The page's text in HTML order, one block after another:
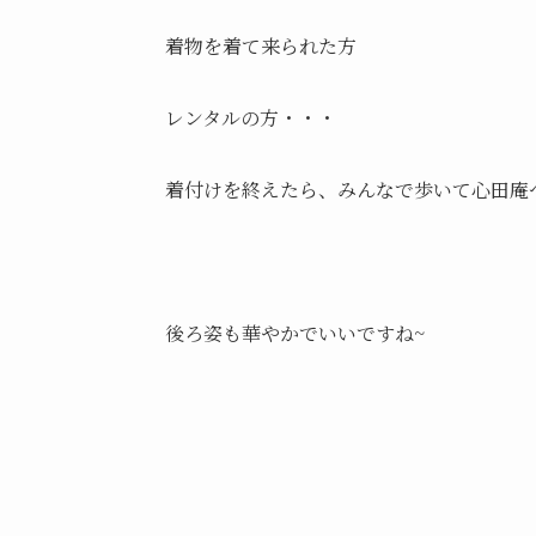
着物を着て来られた方
レンタルの方・・・
着付けを終えたら、みんなで歩いて心田庵
後ろ姿も華やかでいいですね~